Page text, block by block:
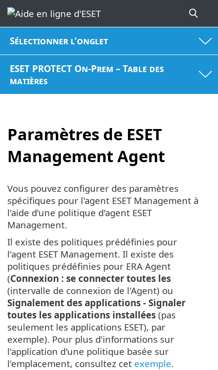
Sélectionner l'onglet
ESET PROTECT On-Prem – Table des
matières
Paramètres de ESET
Management Agent
Vous pouvez configurer des paramètres
spécifiques pour l'agent ESET Management à
l'aide d'une politique d'agent ESET
Management.
Il existe des politiques prédéfinies pour
l'agent ESET Management. Il existe des
politiques prédéfinies pour ERA Agent
(Connexion : se connecter toutes les
(intervalle de connexion de l'Agent) ou
Signalement des applications - Signaler
toutes les applications installées (pas
seulement les applications ESET), par
exemple). Pour plus d'informations sur
l'application d'une politique basée sur
l'emplacement, consultez cet exemple.